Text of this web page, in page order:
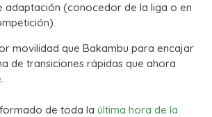
adaptación (conocedor de la liga o en
movilidad que Bakambu para encajar
de transiciones rápidas que ahora
de toda la última hora de la